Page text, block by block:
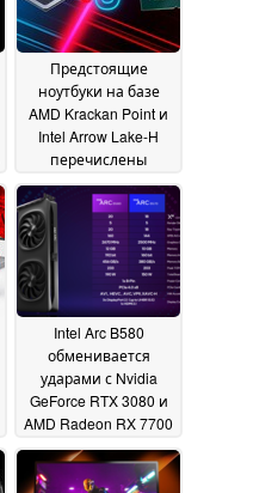
Предстоящие
ноутбуки на базе
AMD Krackan Point и
Intel Arrow Lake-H
перечислены
розничными
продавцами15
December 2024
Intel Arc B580
обменивается
ударами с Nvidia
GeForce RTX 3080 и
AMD Radeon RX 7700
XT в утечке
бенчмарка 3D Mark